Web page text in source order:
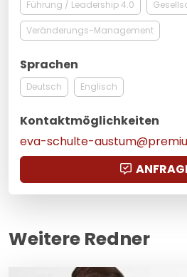
Führung / Leadership 4.0
Veränderungs-Management
Sprachen
Deutsch Englisch
Kontaktmöglichkeiten
eva-schulte-
Weitere Redner